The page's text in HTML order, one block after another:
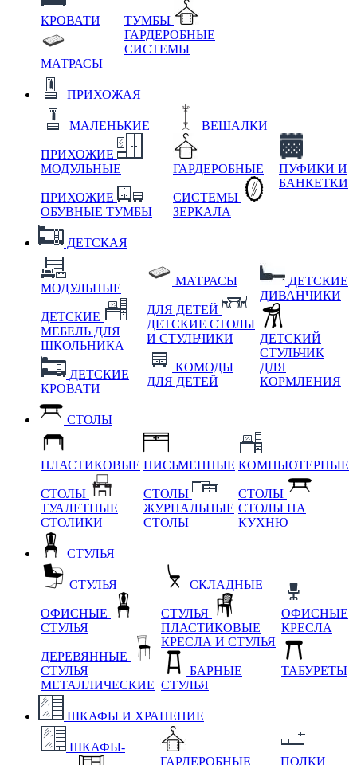
КРОВАТИ
МАТРАСЫ
ТУМБЫ
ГАРДЕРОБНЫЕ
СИСТЕМЫ
ПРИХОЖАЯ
МАЛЕНЬКИЕ
ПРИХОЖИЕ
МОДУЛЬНЫЕ
ПРИХОЖИЕ
ОБУВНЫЕ ТУМБЫ
ВЕШАЛКИ
ГАРДЕРОБНЫЕ
СИСТЕМЫ
ЗЕРКАЛА
ПУФИКИ И
БАНКЕТКИ
ДЕТСКАЯ
МОДУЛЬНЫЕ
ДЕТСКИЕ
МЕБЕЛЬ ДЛЯ
ШКОЛЬНИКА
ДЕТСКИЕ
КРОВАТИ
МАТРАСЫ
ДЛЯ ДЕТЕЙ
ДЕТСКИЕ СТОЛЫ
И СТУЛЬЧИКИ
КОМОДЫ
ДЛЯ ДЕТЕЙ
ДЕТСКИЕ
ДИВАНЧИКИ
ДЕТСКИЙ
СТУЛЬЧИК
ДЛЯ
КОРМЛЕНИЯ
СТОЛЫ
ПЛАСТИКОВЫЕ
СТОЛЫ
ТУАЛЕТНЫЕ
СТОЛИКИ
ПИСЬМЕННЫЕ
СТОЛЫ
ЖУРНАЛЬНЫЕ
СТОЛЫ
КОМПЬЮТЕРНЫЕ
СТОЛЫ
СТОЛЫ НА
КУХНЮ
СТУЛЬЯ
СТУЛЬЯ
ОФИСНЫЕ
СТУЛЬЯ
ДЕРЕВЯННЫЕ
СТУЛЬЯ
МЕТАЛЛИЧЕСКИЕ
СКЛАДНЫЕ
СТУЛЬЯ
ПЛАСТИКОВЫЕ
КРЕСЛА И СТУЛЬЯ
БАРНЫЕ
СТУЛЬЯ
ОФИСНЫЕ
КРЕСЛА
ТАБУРЕТЫ
ШКАФЫ И ХРАНЕНИЕ
ШКАФЫ-
ГАРДЕРОБНЫЕ
ПОЛКИ